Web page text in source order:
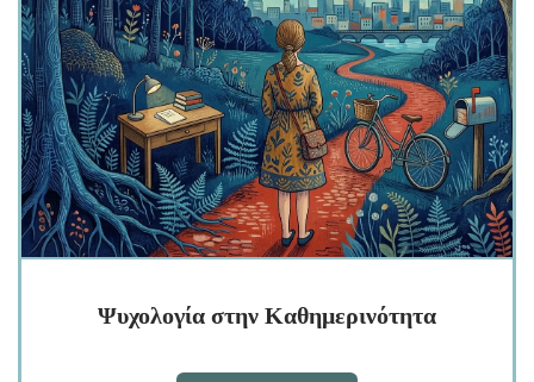
Ψυχολογία στην Καθημερινότητα